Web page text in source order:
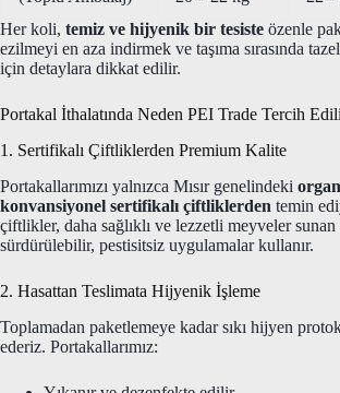
Her koli, temiz ve hijyenik bir tesiste özenle
ezilmeyi en aza indirmek ve taşıma sırasında
için detaylara dikkat edilir.
Portakal İthalatında Neden PEI Trade Tercih
1. Sertifikalı Çiftliklerden Premium Kalite
Portakallarımızı yalnızca Mısır genelindeki
konvansiyonel sertifikalı çiftliklerden temin
çiftlikler, daha sağlıklı ve lezzetli meyveler sunan
sürdürülebilir, pestisitsiz uygulamalar kullanır.
2. Hasattan Teslimata Hijyenik İşleme
Toplamadan paketlemeye kadar sıkı hijyen
ederiz. Portakallarımız: